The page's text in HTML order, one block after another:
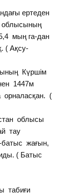
ертеден
облысының
мың га-дан
( Ақсу-
Күршім
1447м
орналасқан. (
облысы
тау
батыс жағын,
( Батыс
табиғи